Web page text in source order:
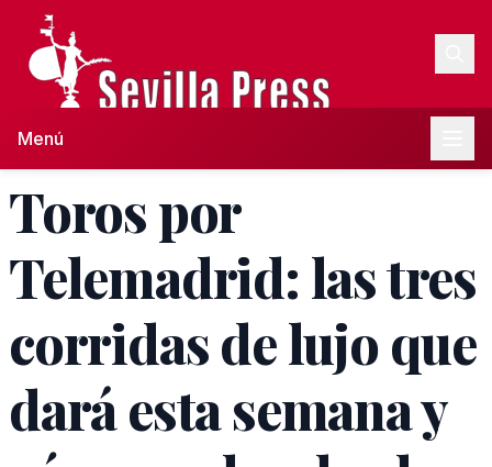
Menú
Toros por
Telemadrid: las tres
corridas de lujo que
dará esta semana y